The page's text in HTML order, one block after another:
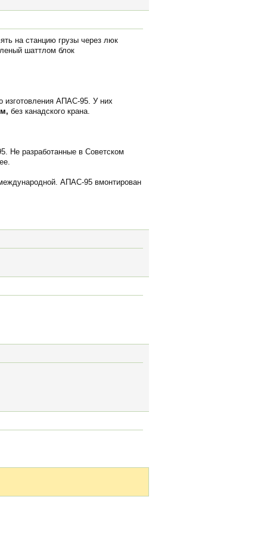
на станцию грузы через люк
шаттлом блок
изготовления АПАС-95. У них
без канадского крана.
Не разработанные в Советском
АПАС-95 вмонтирован